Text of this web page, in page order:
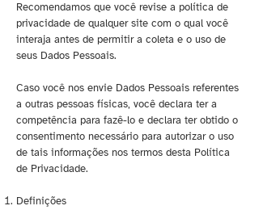
Recomendamos que você revise a política de
privacidade de qualquer site com o qual você
interaja antes de permitir a coleta e o uso de
seus Dados Pessoais.
Caso você nos envie Dados Pessoais referentes
a outras pessoas físicas, você declara ter a
competência para fazê-lo e declara ter obtido o
consentimento necessário para autorizar o uso
de tais informações nos termos desta Política
de Privacidade.
Definições